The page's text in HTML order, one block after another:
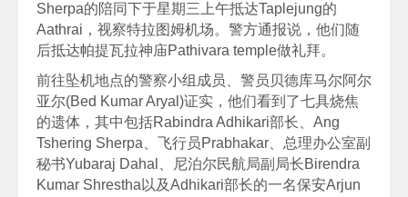
Sherpa的陪同下于星期三上午抵达Taplejung的
Aathrai，视察特拉图姆机场。警方通报说，他们随
后抵达帕提瓦拉神庙Pathivara temple做礼拜。
前往坠机地点的警察小组成员、警员贝德库马尔阿尔
亚尔(Bed Kumar Aryal)证实，他们看到了七具烧焦
的遗体，其中包括Rabindra Adhikari部长、Ang
Tshering Sherpa、飞行员Prabhakar、总理办公室副
秘书Yubaraj Dahal、尼泊尔民航局副局长Birendra
Kumar Shrestha以及Adhikari部长的一名保安Arjun